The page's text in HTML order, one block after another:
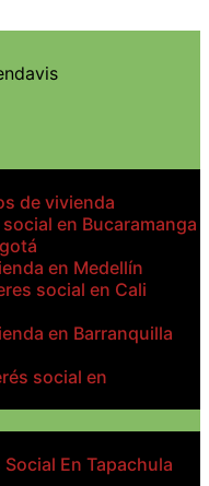
de vivienda
en Bucaramanga
en Medellín
social en Cali
en Barranquilla
social en
En Tapachula